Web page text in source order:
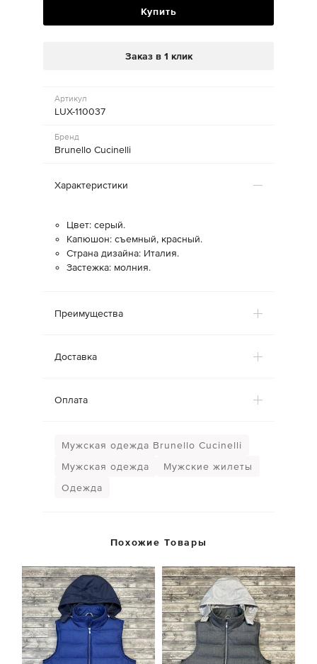
Купить
Заказ в 1 клик
Артикул
LUX-110037
Бренд
Brunello Cucinelli
Характеристики
Цвет: серый.
Капюшон: съемный, красный.
Страна дизайна: Италия.
Застежка: молния.
Преимущества
Доставка
Оплата
Мужская одежда Brunello Cucinelli
Мужская одежда
Мужские жилеты
Одежда
Похожие Товары